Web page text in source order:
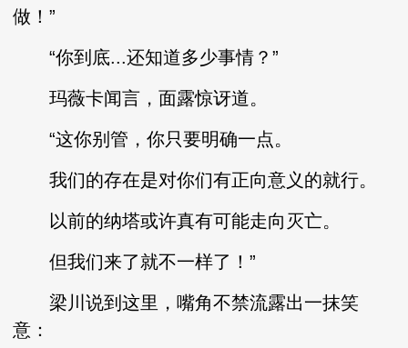
做！”
“你到底...还知道多少事情？”
玛薇卡闻言，面露惊讶道。
“这你别管，你只要明确一点。
我们的存在是对你们有正向意义的就行。
以前的纳塔或许真有可能走向灭亡。
但我们来了就不一样了！”
梁川说到这里，嘴角不禁流露出一抹笑
意：